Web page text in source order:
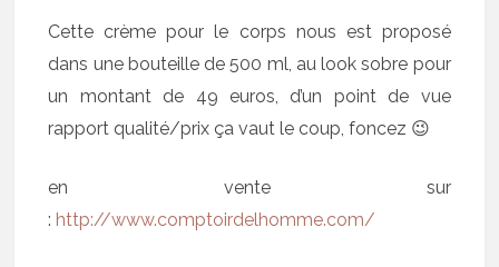
Cette crème pour le corps nous est proposé
dans une bouteille de 500 ml, au look sobre pour
un montant de 49 euros, d’un point de vue
rapport qualité/prix ça vaut le coup, foncez 😉
en vente sur
: http://www.comptoirdelhomme.com/